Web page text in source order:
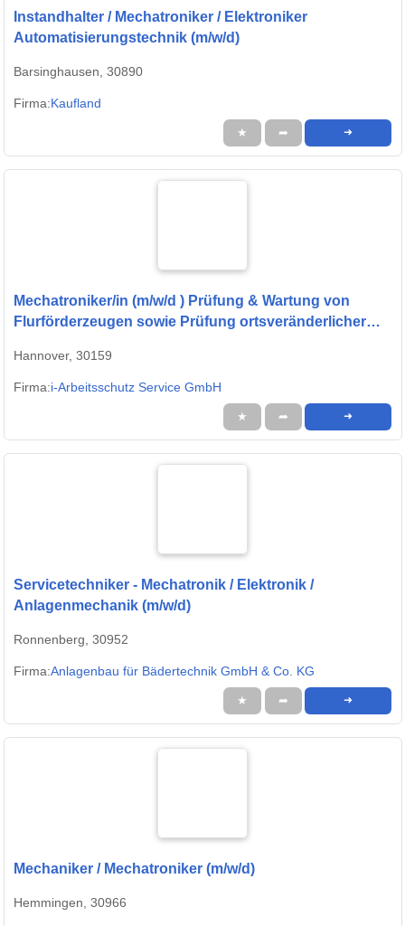
Instandhalter / Mechatroniker / Elektroniker
Automatisierungstechnik (m/w/d)
Barsinghausen, 30890
Firma:Kaufland
★ ➦ ➜
Mechatroniker/in (m/w/d ) Prüfung & Wartung von
Flurförderzeugen sowie Prüfung ortsveränderlicher
Hannover, 30159
Firma:i-Arbeitsschutz Service GmbH
★ ➦ ➜
Servicetechniker - Mechatronik / Elektronik /
Anlagenmechanik (m/w/d)
Ronnenberg, 30952
Firma:Anlagenbau für Bädertechnik GmbH & Co. KG
★ ➦ ➜
Mechaniker / Mechatroniker (m/w/d)
Hemmingen, 30966